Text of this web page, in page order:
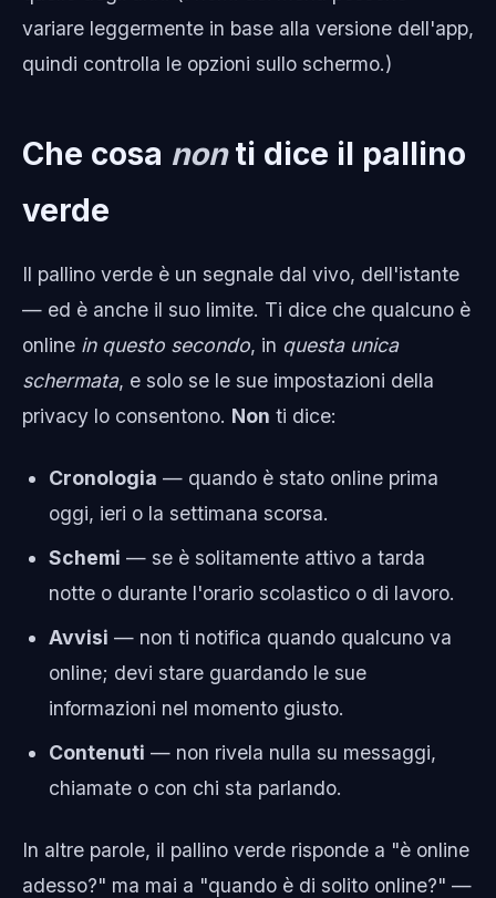
variare leggermente in base alla versione dell'app,
quindi controlla le opzioni sullo schermo.)
Che cosa nonti dice il pallino
verde
Il pallino verde è un segnale dal vivo, dell'istante
— ed è anche il suo limite. Ti dice che qualcuno è
online in questo secondo, in questa unica
schermata, e solo se le sue impostazioni della
privacy lo consentono. Non ti dice:
Cronologia — quando è stato online prima
oggi, ieri o la settimana scorsa.
Schemi — se è solitamente attivo a tarda
notte o durante l'orario scolastico o di lavoro.
Avvisi — non ti notifica quando qualcuno va
online; devi stare guardando le sue
informazioni nel momento giusto.
Contenuti — non rivela nulla su messaggi,
chiamate o con chi sta parlando.
In altre parole, il pallino verde risponde a "è online
adesso?" ma mai a "quando è di solito online?" —